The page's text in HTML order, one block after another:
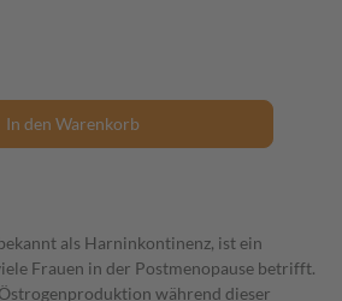
als Harninkontinenz, ist ein
Frauen in der Postmenopause betrifft.
während dieser
In den Warenkorb